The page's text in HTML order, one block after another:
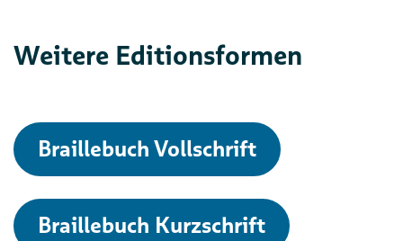
Weitere Editionsformen
Braillebuch Vollschrift
Braillebuch Kurzschrift